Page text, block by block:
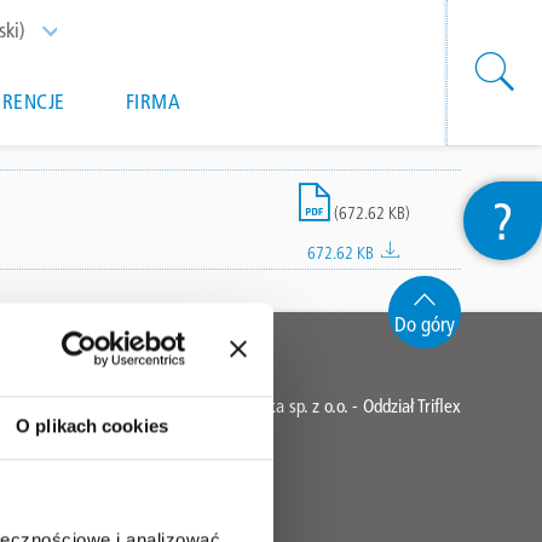
O plikach cookies
List additional actions
FIRMA
File
(672.62 KB)
672.62 KB
?
Do góry
CONTACT
Follmann Chemia Polska sp. z o.o. - Oddział Triflex
Polska